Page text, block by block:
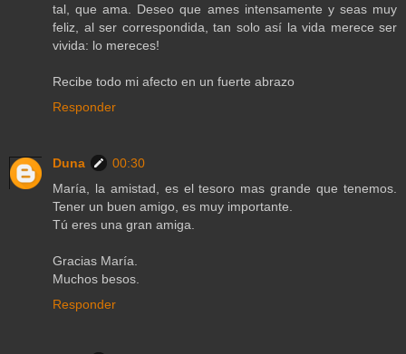
tal, que ama. Deseo que ames intensamente y seas muy
feliz, al ser correspondida, tan solo así la vida merece ser
vivida: lo mereces!
Recibe todo mi afecto en un fuerte abrazo
Responder
Duna
00:30
María, la amistad, es el tesoro mas grande que tenemos.
Tener un buen amigo, es muy importante.
Tú eres una gran amiga.
Gracias María.
Muchos besos.
Responder